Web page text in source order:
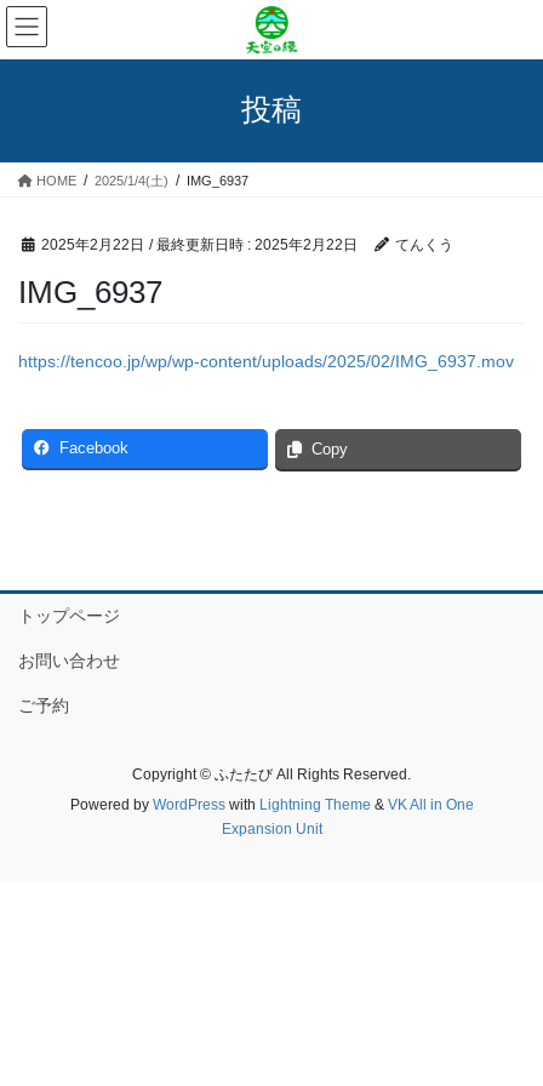
コ
ン
テ
ス
ナ
ビ
ゲ
ン
投稿
HOME 2025/1/4(土) IMG_6937
2025年2月22日 / 最終更新日時 : 2025年2月22日 てんくう
IMG_6937
https://tencoo.jp/wp/wp-content/uploads/2025/02/IMG_6937.mov
Facebook Copy
トップページ
お問い合わせ
ご予約
Copyright © ふたたび All Rights Reserved.
Powered by WordPresswith Lightning Theme & VK All in One
Expansion Unit